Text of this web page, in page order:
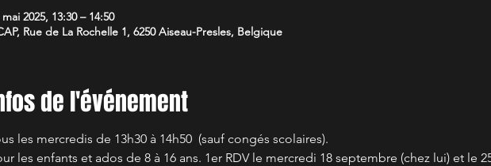
mai 2025, 13:30 – 14:50
Rue de La Rochelle 1, 6250 Aiseau-Presles, Belgique
de l'événement
les mercredis de 13h30 à 14h50  (sauf congés scolaires).
les enfants et ados de 8 à 16 ans. 1er RDV le mercredi 18 septembre (chez lui) et le